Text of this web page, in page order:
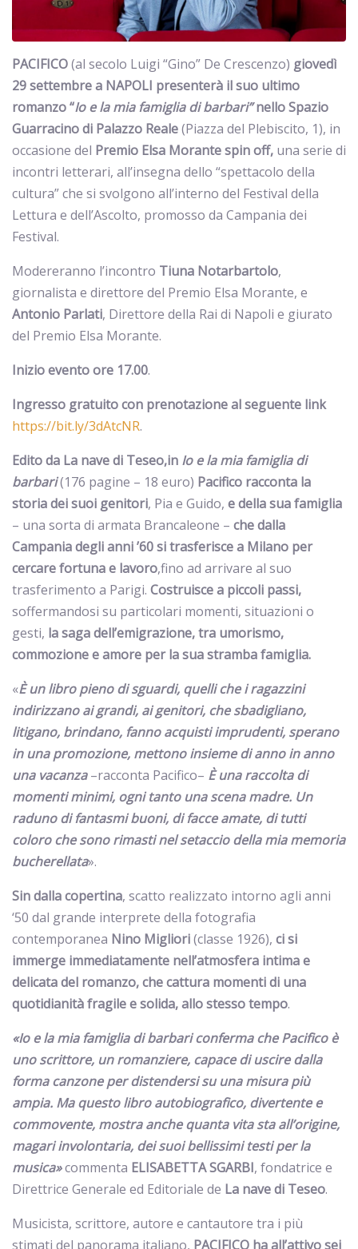
PACIFICO(al secolo Luigi “Gino” De Crescenzo) giovedì
29 settembre a NAPOLI presenterà il suo ultimo
romanzo “Io e la mia famiglia di barbari”nello Spazio
Guarracino di Palazzo Reale(Piazza del Plebiscito, 1), in
occasione del Premio Elsa Morante spin off, una serie di
incontri letterari, all’insegna dello “spettacolo della
cultura” che si svolgono all’interno del Festival della
Lettura e dell’Ascolto, promosso da Campania dei
Festival.
Modereranno l’incontro Tiuna Notarbartolo,
giornalista e direttore del Premio Elsa Morante, e
Antonio Parlati, Direttore della Rai di Napoli e giurato
del Premio Elsa Morante.
Inizio evento ore 17.00.
Ingresso gratuitocon prenotazioneal seguente link
https://bit.ly/3dAtcNR.
Edito da La nave di Teseo,in Io e la mia famiglia di
barbari(176 pagine – 18 euro) Pacifico racconta la
storia dei suoi genitori, Pia e Guido, e della sua famiglia
– una sorta di armata Brancaleone – che dalla
Campania degli anni ’60 si trasferisce a Milano per
cercare fortuna e lavoro,fino ad arrivare al suo
trasferimento a Parigi. Costruisce a piccoli passi,
soffermandosi su particolari momenti, situazioni o
gesti, la saga dell’emigrazione, tra umorismo,
commozione e amore per la sua stramba famiglia.
«È un libro pieno di sguardi, quelli che i ragazzini
indirizzano ai grandi, ai genitori, che sbadigliano,
litigano, brindano, fanno acquisti imprudenti, sperano
in una promozione, mettono insieme di anno in anno
una vacanza–racconta Pacifico– È una raccolta di
momenti minimi, ogni tanto una scena madre. Un
raduno di fantasmi buoni, di facce amate, di tutti
coloro che sono rimasti nel setaccio della mia memoria
bucherellata».
Sin dalla copertina, scatto realizzato intorno agli anni
‘50 dal grande interprete della fotografia
contemporanea Nino Migliori(classe 1926), ci si
immerge immediatamente nell’atmosfera intima e
delicata del romanzo, che cattura momenti di una
quotidianità fragile e solida, allo stesso tempo.
«Io e la mia famiglia di barbari conferma che Pacifico è
uno scrittore, un romanziere, capace di uscire dalla
forma canzone per distendersi su una misura più
ampia. Ma questo libro autobiografico, divertente e
commovente, mostra anche quanta vita sta all’origine,
magari involontaria, dei suoi bellissimi testi per la
musica»commenta ELISABETTA SGARBI, fondatrice e
Direttrice Generale ed Editoriale de La nave di Teseo.
Musicista, scrittore, autore e cantautore tra i più
stimati del panorama italiano, PACIFICO ha all’attivo sei